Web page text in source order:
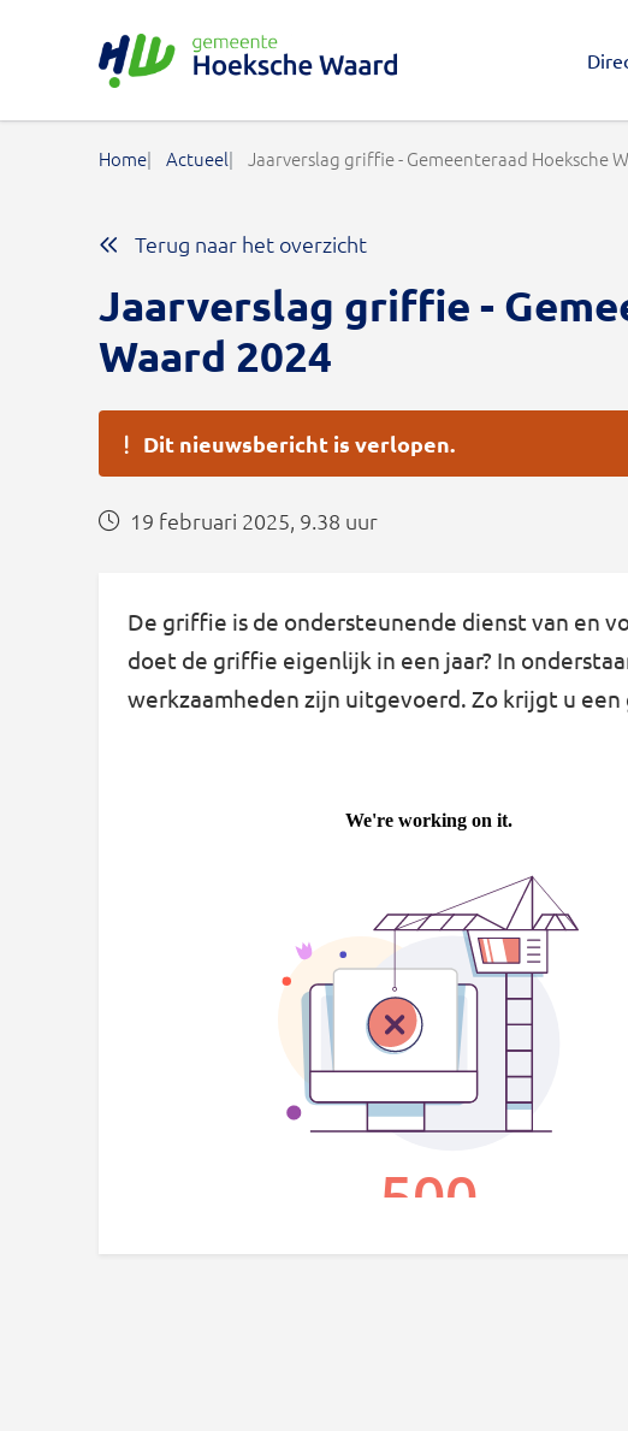
Home Actueel Jaarverslag griffie - Gemeenteraad Hoeksche
Terug naar het overzicht
Jaarverslag griffie -
Waard 2024
Dit nieuwsbericht is verlopen.
19 februari 2025, 9.38 uur
De griffie is de ondersteunende dienst van en
doet de griffie eigenlijk in een jaar? In
werkzaamheden zijn uitgevoerd. Zo krijgt u